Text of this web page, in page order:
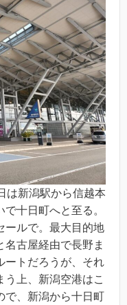
は新潟駅から信越本
十日町へと至る。
ールで。最大目的地
古屋経由で長野ま
ートだろうが、それ
上、新潟空港はこ
で、新潟から十日町